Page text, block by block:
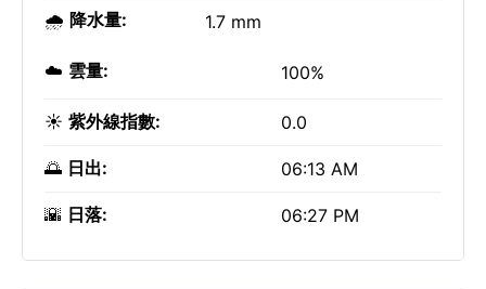
🌧️ 降水量: 1.7 mm
☁️ 雲量: 100%
☀️ 紫外線指數: 0.0
🌅 日出: 06:13 AM
🌇 日落: 06:27 PM